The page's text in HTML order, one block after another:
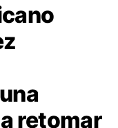
retomar